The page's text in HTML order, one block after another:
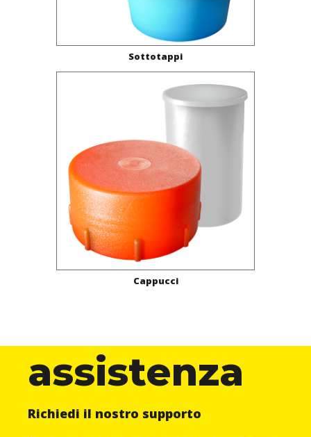
Sottotappi
Cappucci
assistenza
Richiedi il nostro supporto